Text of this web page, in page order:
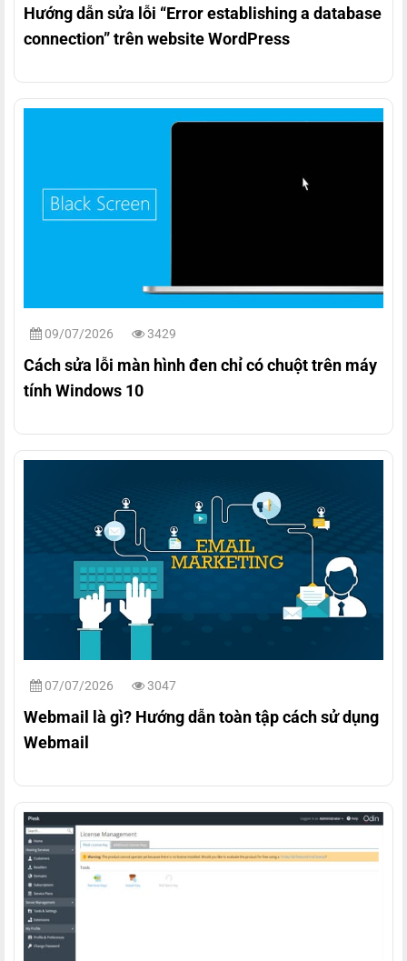
Hướng dẫn sửa lỗi “Error establishing a database
connection” trên website WordPress
09/07/2026 3429
Cách sửa lỗi màn hình đen chỉ có chuột trên máy
tính Windows 10
07/07/2026 3047
Webmail là gì? Hướng dẫn toàn tập cách sử dụng
Webmail